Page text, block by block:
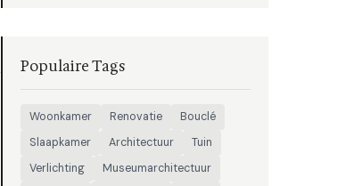
Populaire Tags
Woonkamer Renovatie
Bouclé
Slaapkamer
Architectuur
Tuin
Verlichting
Museumarchitectuur